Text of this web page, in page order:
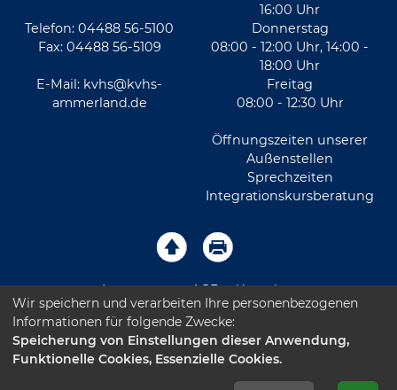
Telefon: 04488 56-5100
Fax: 04488 56-5109
E-Mail: kvhs@kvhs-
ammerland.de
16:00 Uhr
Donnerstag
08:00 - 12:00 Uhr, 14:00 -
18:00 Uhr
Freitag
08:00 - 12:30 Uhr
Öffnungszeiten unserer
Außenstellen
Sprechzeiten
Integrationskursberatung
Impressum AGB Kontakt
Sitemap Datenschutz Leichte Sprache
Barrierefreiheitserklärung
Wir speichern und verarbeiten Ihre personenbezogenen
Informationen für folgende Zwecke:
Speicherung von Einstellungen dieser Anwendung,
Funktionelle Cookies, Essenzielle Cookies.